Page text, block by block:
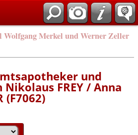
Wolfgang Merkel und Werner Zeller
und
Nikolaus FREY / Anna
(F7062)